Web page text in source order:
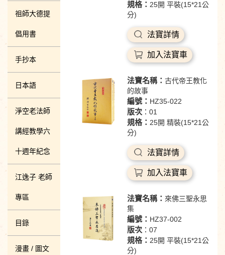
祖師大德提
倡用書
手抄本
日本語
淨空老法師
講經教學六
十週年紀念
江逸子 老師
專區
目錄
漫畫 / 圖文
規格： 25開 平裝(15*21公
分)
法寶詳情
加入法寶車
法寶名稱： 古代帝王教化
的故事
編號： HZ35-022
版次：01
規格： 25開 精裝(15*21公
分)
法寶詳情
加入法寶車
法寶名稱： 來佛三聖永思
集
編號： HZ37-002
版次：07
規格： 25開 平裝(15*21公
分)